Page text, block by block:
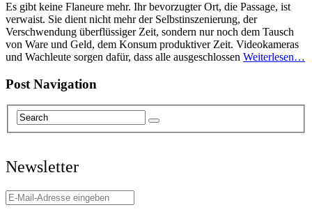
Es gibt keine Flaneure mehr. Ihr bevorzugter Ort, die Passage, ist
verwaist. Sie dient nicht mehr der Selbstinszenierung, der
Verschwendung überflüssiger Zeit, sondern nur noch dem Tausch
von Ware und Geld, dem Konsum produktiver Zeit. Videokameras
und Wachleute sorgen dafür, dass alle ausgeschlossen Weiterlesen…
Post Navigation
Newsletter